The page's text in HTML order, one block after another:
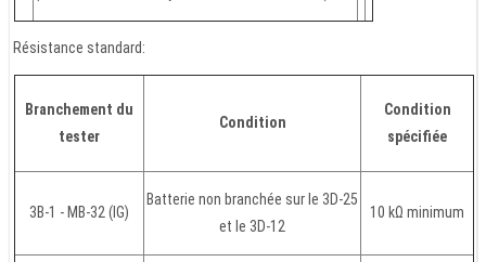
Résistance standard:
Branchement du
tester
Condition
Condition
spécifiée
3B-1 - MB-32 (IG)
Batterie non branchée sur le 3D-25
et le 3D-12
10 kΩ minimum